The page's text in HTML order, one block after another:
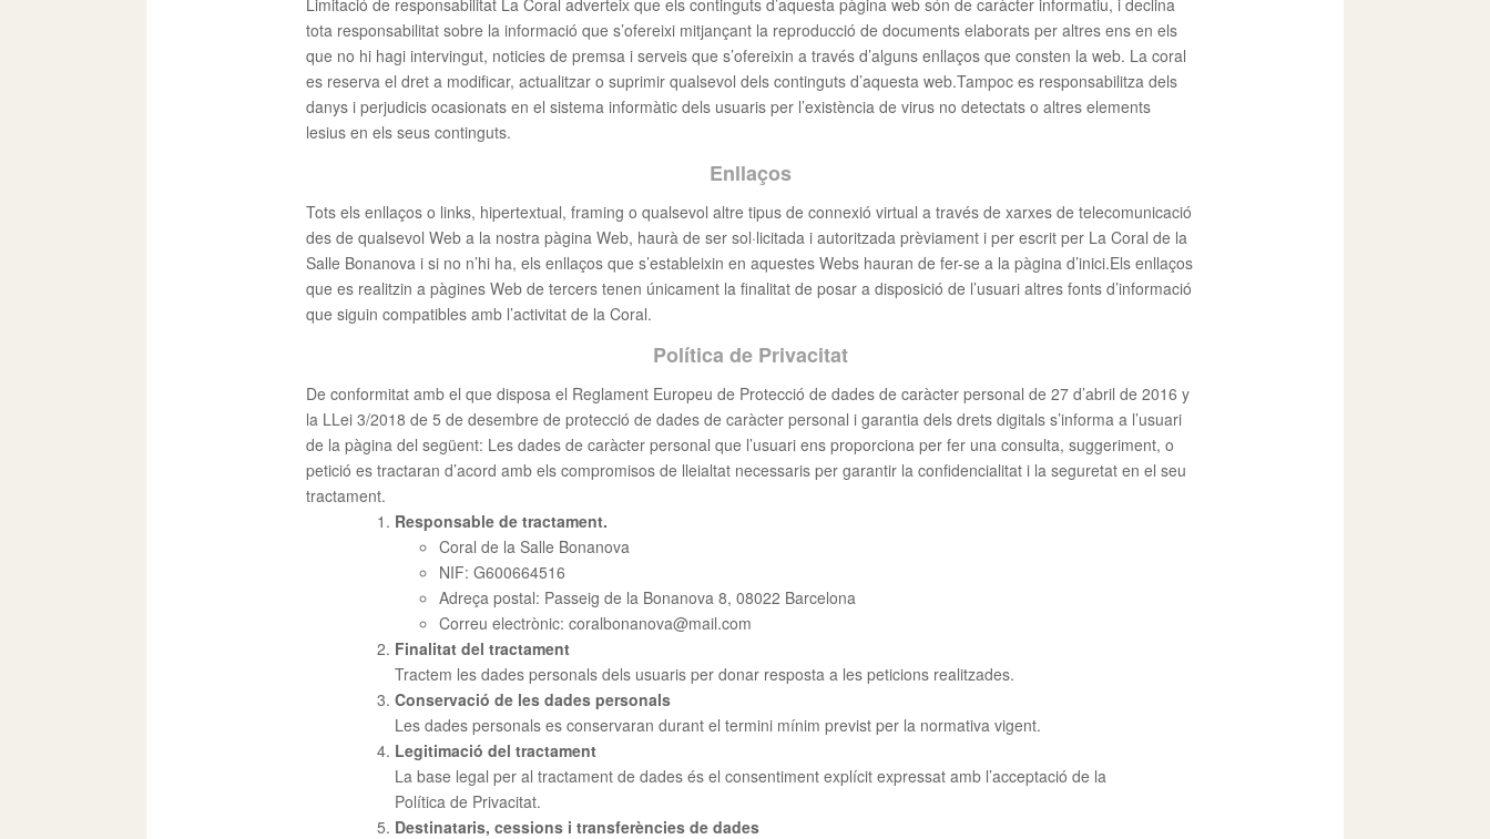
Limitació de responsabilitat La Coral adverteix que els continguts d’aquesta pàgina web són de caràcter informatiu, i declina
tota responsabilitat sobre la informació que s’ofereixi mitjançant la reproducció de documents elaborats per altres ens en els
que no hi hagi intervingut, noticies de premsa i serveis que s’ofereixin a través d’alguns enllaços que consten la web. La coral
es reserva el dret a modificar, actualitzar o suprimir qualsevol dels continguts d’aquesta web.Tampoc es responsabilitza dels
danys i perjudicis ocasionats en el sistema informàtic dels usuaris per l’existència de virus no detectats o altres elements
lesius en els seus continguts.
Enllaços
Tots els enllaços o links, hipertextual, framing o qualsevol altre tipus de connexió virtual a través de xarxes de telecomunicació
des de qualsevol Web a la nostra pàgina Web, haurà de ser sol·licitada i autoritzada prèviament i per escrit per La Coral de la
Salle Bonanova i si no n’hi ha, els enllaços que s’estableixin en aquestes Webs hauran de fer-se a la pàgina d’inici.Els enllaços
que es realitzin a pàgines Web de tercers tenen únicament la finalitat de posar a disposició de l’usuari altres fonts d’informació
que siguin compatibles amb l’activitat de la Coral.
Política de Privacitat
De conformitat amb el que disposa el Reglament Europeu de Protecció de dades de caràcter personal de 27 d’abril de 2016 y
la LLei 3/2018 de 5 de desembre de protecció de dades de caràcter personal i garantia dels drets digitals s’informa a l’usuari
de la pàgina del següent: Les dades de caràcter personal que l’usuari ens proporciona per fer una consulta, suggeriment, o
petició es tractaran d’acord amb els compromisos de lleialtat necessaris per garantir la confidencialitat i la seguretat en el seu
tractament.
Responsable de tractament.
Coral de la Salle Bonanova
NIF: G600664516
Adreça postal: Passeig de la Bonanova 8, 08022 Barcelona
Correu electrònic: coralbonanova@mail.com
Finalitat del tractament
Tractem les dades personals dels usuaris per donar resposta a les peticions realitzades.
Conservació de les dades personals
Les dades personals es conservaran durant el termini mínim previst per la normativa vigent.
Legitimació del tractament
La base legal per al tractament de dades és el consentiment explícit expressat amb l’acceptació de la
Política de Privacitat.
Destinataris, cessions i transferències de dades